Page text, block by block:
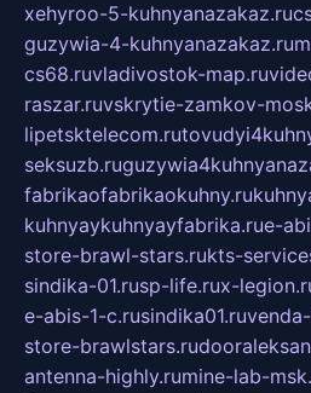
xehyroo-5-kuhnyanazakaz.ru
guzywia-4-kuhnyanazakaz.ru
cs68.ruvladivostok-map.ru
raszar.ruvskrytie-zamkov-
lipetsktelecom.ru
seksuzb.ru
fabrikaofabrikaokuhny.ru
kuhnyaykuhnyayfabrika.rue-
store-brawl-stars.rukts-
sindika-01.rusp-life.rux-
e-abis-1-c.rusindika01.ru
store-brawlstars.ru
antenna-highly.rumine-lab-